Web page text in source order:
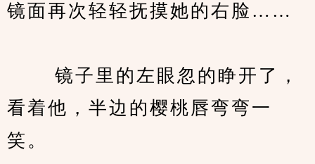
镜面再次轻轻抚摸她的右脸……
镜子里的左眼忽的睁开了，
看着他，半边的樱桃唇弯弯一
笑。